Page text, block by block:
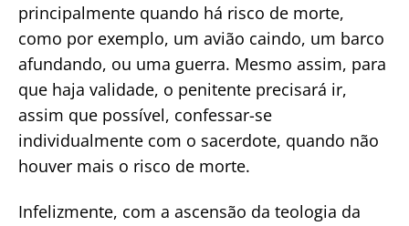
principalmente quando há risco de morte,
como por exemplo, um avião caindo, um barco
afundando, ou uma guerra. Mesmo assim, para
que haja validade, o penitente precisará ir,
assim que possível, confessar-se
individualmente com o sacerdote, quando não
houver mais o risco de morte.
Infelizmente, com a ascensão da teologia da